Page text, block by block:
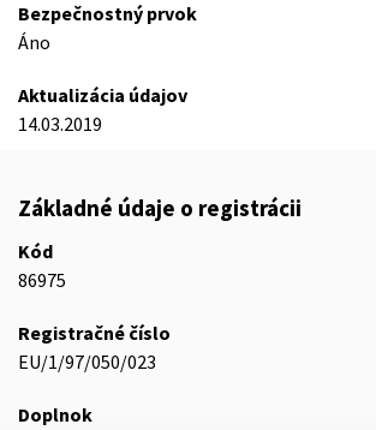
Bezpečnostný prvok
Áno
Aktualizácia údajov
14.03.2019
Základné údaje o registrácii
Kód
86975
Registračné číslo
EU/1/97/050/023
Doplnok